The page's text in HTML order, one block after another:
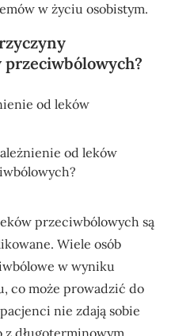
w życiu osobistym.
od leków
przeciwbólowych są
Wiele osób
w wyniku
co może prowadzić do
nie zdają sobie
z długoterminowym